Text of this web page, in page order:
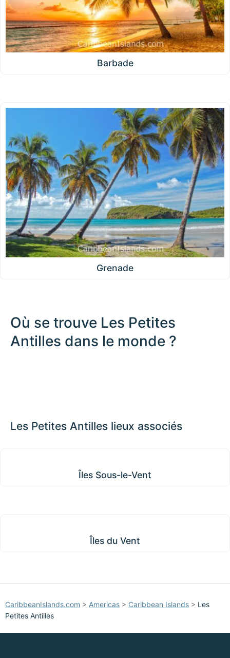
Barbade
Grenade
Où se trouve Les Petites
Antilles dans le monde ?
500 km / 310.7 mi
Les Petites Antilles lieux associés
Îles Sous-le-Vent
Îles du Vent
CaribbeanIslands.com > Americas > Caribbean Islands > Les
Petites Antilles